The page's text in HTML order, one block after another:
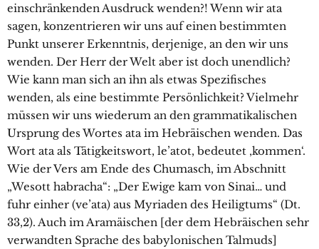
einschränkenden Ausdruck wenden?! Wenn wir ata
sagen, konzentrieren wir uns auf einen bestimmten
Punkt unserer Erkenntnis, derjenige, an den wir uns
wenden. Der Herr der Welt aber ist doch unendlich?
Wie kann man sich an ihn als etwas Spezifisches
wenden, als eine bestimmte Persönlichkeit? Vielmehr
müssen wir uns wiederum an den grammatikalischen
Ursprung des Wortes ata im Hebräischen wenden. Das
Wort ata als Tätigkeitswort, le’atot, bedeutet ‚kommen‘.
Wie der Vers am Ende des Chumasch, im Abschnitt
„Wesott habracha“: „Der Ewige kam von Sinai… und
fuhr einher (ve’ata) aus Myriaden des Heiligtums“ (Dt.
33,2). Auch im Aramäischen [der dem Hebräischen sehr
verwandten Sprache des babylonischen Talmuds]